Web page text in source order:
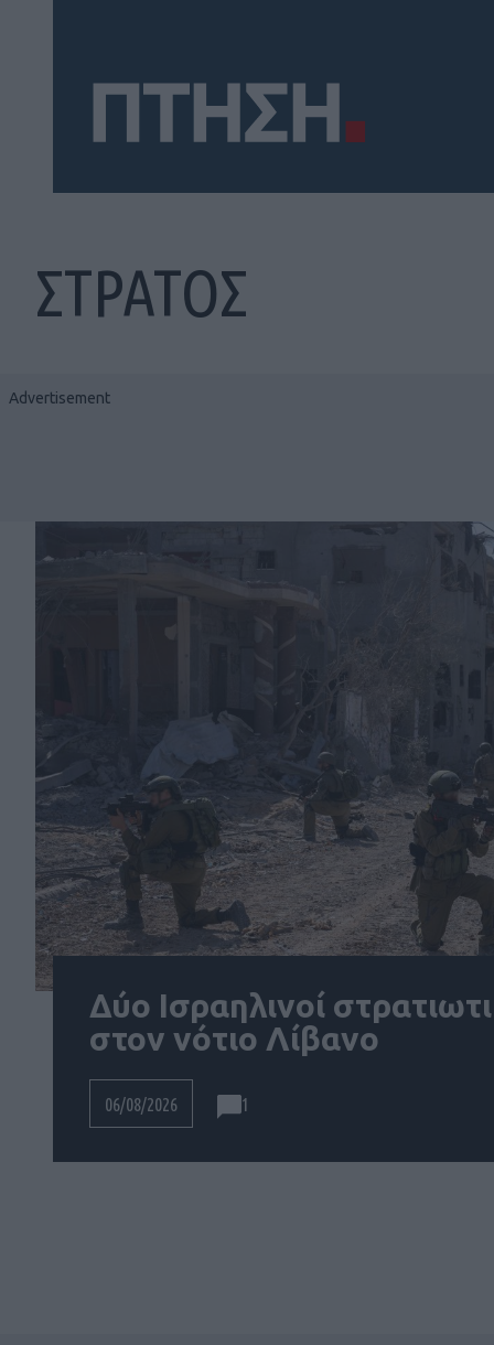
ΣΤΡΑΤΟΣ
Δύο Ισραηλινοί
στον νότιο Λίβανο
06/08/2026 1